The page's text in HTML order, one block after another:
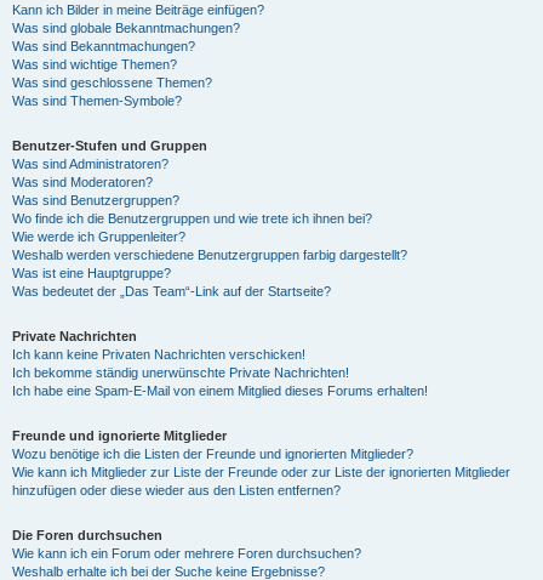
Kann ich Bilder in meine Beiträge einfügen?
Was sind globale Bekanntmachungen?
Was sind Bekanntmachungen?
Was sind wichtige Themen?
Was sind geschlossene Themen?
Was sind Themen-Symbole?
Benutzer-Stufen und Gruppen
Was sind Administratoren?
Was sind Moderatoren?
Was sind Benutzergruppen?
Wo finde ich die Benutzergruppen und wie trete ich ihnen bei?
Wie werde ich Gruppenleiter?
Weshalb werden verschiedene Benutzergruppen farbig dargestellt?
Was ist eine Hauptgruppe?
Was bedeutet der „Das Team“-Link auf der Startseite?
Private Nachrichten
Ich kann keine Privaten Nachrichten verschicken!
Ich bekomme ständig unerwünschte Private Nachrichten!
Ich habe eine Spam-E-Mail von einem Mitglied dieses Forums erhalten!
Freunde und ignorierte Mitglieder
Wozu benötige ich die Listen der Freunde und ignorierten Mitglieder?
Wie kann ich Mitglieder zur Liste der Freunde oder zur Liste der ignorierten Mitglieder
hinzufügen oder diese wieder aus den Listen entfernen?
Die Foren durchsuchen
Wie kann ich ein Forum oder mehrere Foren durchsuchen?
Weshalb erhalte ich bei der Suche keine Ergebnisse?